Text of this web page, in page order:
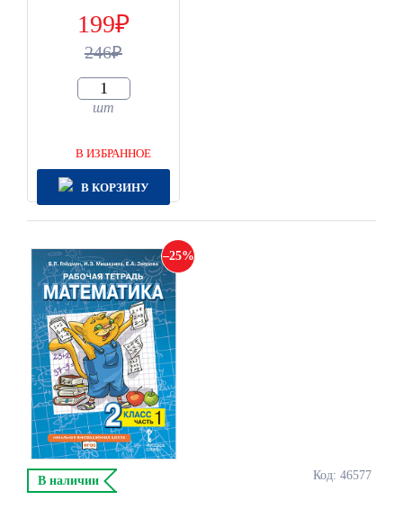
199
246
шт
В ИЗБРАННОЕ
В КОРЗИНУ
25
Код: 46577
В наличии